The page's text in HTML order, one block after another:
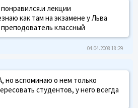
лекции
как там на экзамене у Льва
классный
04.04.2008 18:29
но вспоминаю о нем только
студентов, у него всегда